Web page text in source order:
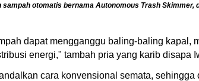
otomatis bernama Autonomous Trash Skimmer,
dapat mengganggu baling-baling kapal,
energi," tambah pria yang karib disapa
cara konvensional semata, sehingga